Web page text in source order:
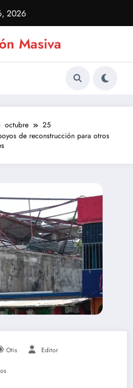
2026
Masiva
octubre
25
de reconstrucción para otros
Otis Editor